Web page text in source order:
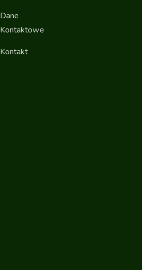
Dane
Kontaktowe
Kontakt